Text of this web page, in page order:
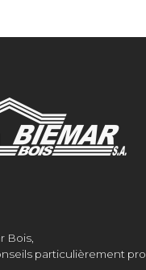
Bois,
particulièrement pro.